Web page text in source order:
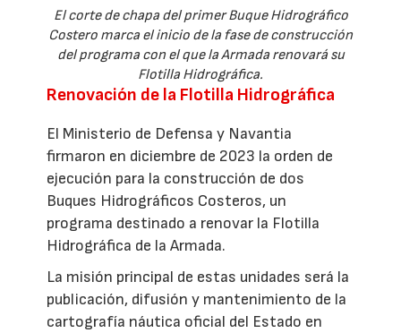
El corte de chapa del primer Buque Hidrográfico
Costero marca el inicio de la fase de construcción
del programa con el que la Armada renovará su
Flotilla Hidrográfica.
Renovación de la Flotilla Hidrográfica
El Ministerio de Defensa y Navantia
firmaron en diciembre de 2023 la orden de
ejecución para la construcción de dos
Buques Hidrográficos Costeros, un
programa destinado a renovar la Flotilla
Hidrográfica de la Armada.
La misión principal de estas unidades será la
publicación, difusión y mantenimiento de la
cartografía náutica oficial del Estado en